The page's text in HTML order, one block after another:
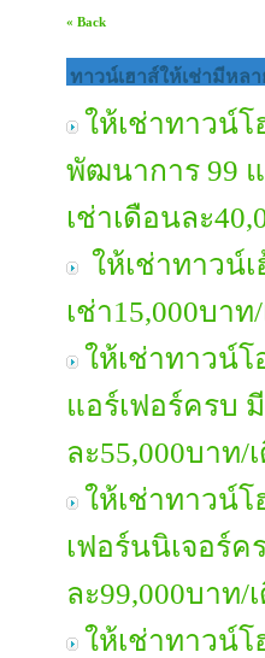
« Back
ทาวน์เฮาส์ให้เช่ามีหลา
ให้เช่าทาวน์โ
พัฒนาการ 99
เช่าเดือนละ
ให้เช่าทาวน์
เช่า15,000บา
ให้เช่าทาวน์
แอร์เฟอร์ครบ
ละ55,000บาท/
ให้เช่าทาวน์
เฟอร์นนิเจอร์
ละ99,000บาท/
ให้เช่าทาวน์